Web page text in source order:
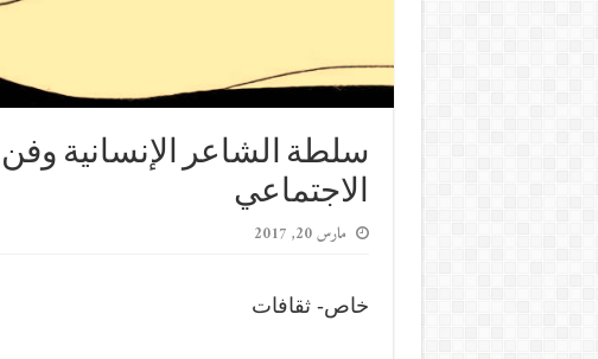
سلطة الشاعر الإنسانية
الاجتماعي
مارس 20, 2017
خاص- ثقافات